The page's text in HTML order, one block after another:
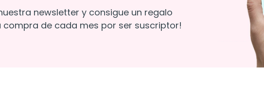
newsletter y consigue un regalo
compra de cada mes por ser suscriptor!